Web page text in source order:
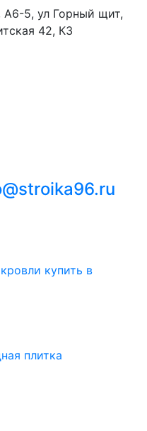
А6-5, ул Горный щит,
42, К3
купить в
плитка